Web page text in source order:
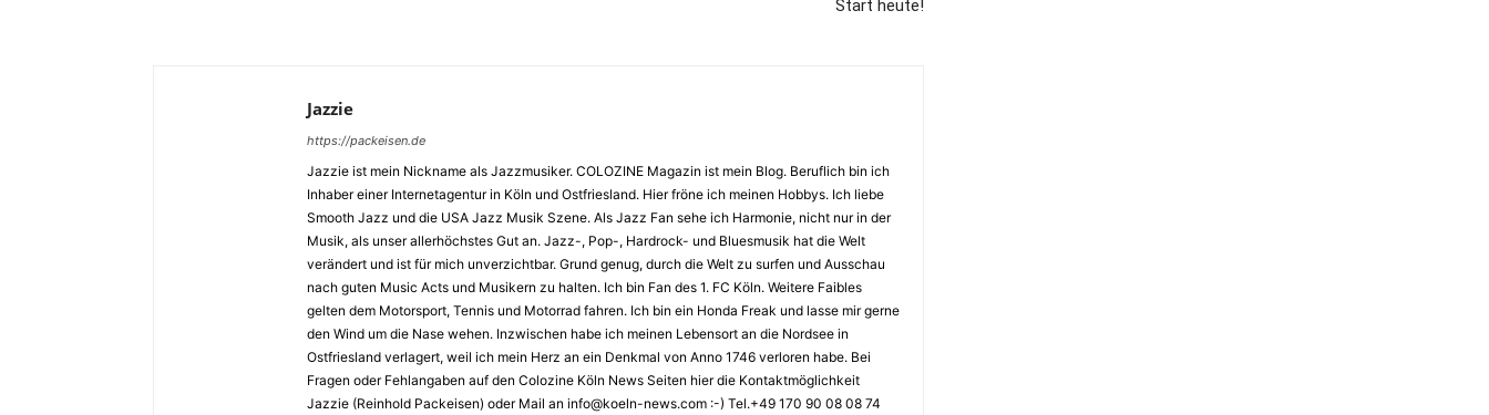
Start heute!
Jazzie
https://packeisen.de
Jazzie ist mein Nickname als Jazzmusiker. COLOZINE Magazin ist mein Blog. Beruflich bin ich
Inhaber einer Internetagentur in Köln und Ostfriesland. Hier fröne ich meinen Hobbys. Ich liebe
Smooth Jazz und die USA Jazz Musik Szene. Als Jazz Fan sehe ich Harmonie, nicht nur in der
Musik, als unser allerhöchstes Gut an. Jazz-, Pop-, Hardrock- und Bluesmusik hat die Welt
verändert und ist für mich unverzichtbar. Grund genug, durch die Welt zu surfen und Ausschau
nach guten Music Acts und Musikern zu halten. Ich bin Fan des 1. FC Köln. Weitere Faibles
gelten dem Motorsport, Tennis und Motorrad fahren. Ich bin ein Honda Freak und lasse mir gerne
den Wind um die Nase wehen. Inzwischen habe ich meinen Lebensort an die Nordsee in
Ostfriesland verlagert, weil ich mein Herz an ein Denkmal von Anno 1746 verloren habe. Bei
Fragen oder Fehlangaben auf den Colozine Köln News Seiten hier die Kontaktmöglichkeit
Jazzie (Reinhold Packeisen) oder Mail an info@koeln-news.com :-) Tel.+49 170 90 08 08 74